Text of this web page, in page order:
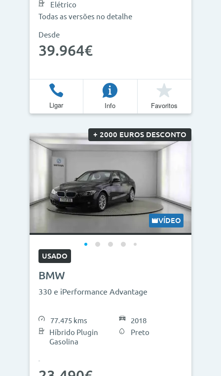
Elétrico
Todas as versões no detalhe
Desde
39.964€
Ligar Info Favoritos
+ 2000 EUROS DESCONTO
VÍDEO
USADO
BMW
330 e iPerformance Advantage
77.475 kms
Híbrido Plugin
Gasolina
2018
Preto